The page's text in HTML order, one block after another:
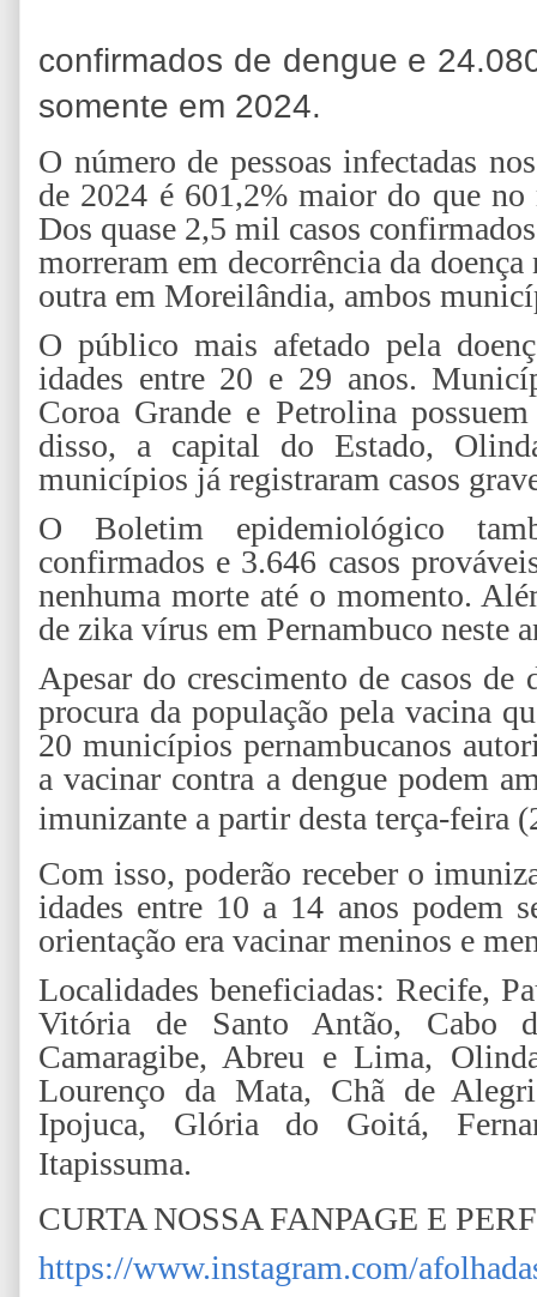
confirmados de dengue e
somente em 2024.
O número de pessoas infectadas
de 2024 é 601,2% maior do que
Dos quase 2,5 mil casos
morreram em decorrência da
outra em Moreilândia, ambos
O público mais afetado pela
idades entre 20 e 29 anos.
Coroa Grande e Petrolina
disso, a capital do Estado,
municípios já registraram casos
O Boletim epidemiológico
confirmados e 3.646 casos
nenhuma morte até o momento.
de zika vírus em Pernambuco neste
Apesar do crescimento de casos de
procura da população pela vacina
20 municípios pernambucanos
a vacinar contra a dengue podem
imunizante a partir desta terça-feira
Com isso, poderão receber o
idades entre 10 a 14 anos podem
orientação era vacinar meninos e
Localidades beneficiadas: Recife,
Vitória de Santo Antão, Cabo
Camaragibe, Abreu e Lima,
Lourenço da Mata, Chã de
Ipojuca, Glória do Goitá,
Itapissuma.
CURTA NOSSA FANPAGE E
https://www.instagram.com/